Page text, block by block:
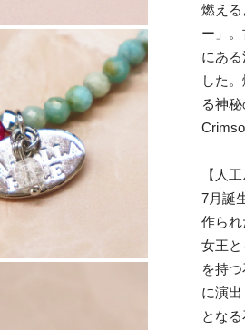
燃え
ー」
にあ
した
る神
【人
7月誕
作ら
女王
を持
に演
とな